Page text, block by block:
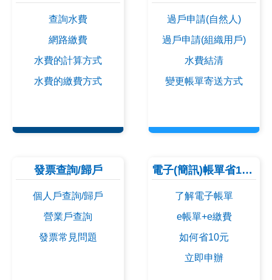
免受騙！點我看更多…
查詢水費
網路繳費
水費的計算方式
水費的繳費方式
過戶申請(自然人)
過戶申請(組織用戶)
水費結清
變更帳單寄送方式
發票查詢/歸戶
個人戶查詢/歸戶
營業戶查詢
發票常見問題
電子(簡訊)帳單省10元
了解電子帳單
e帳單+e繳費
如何省10元
立即申辦